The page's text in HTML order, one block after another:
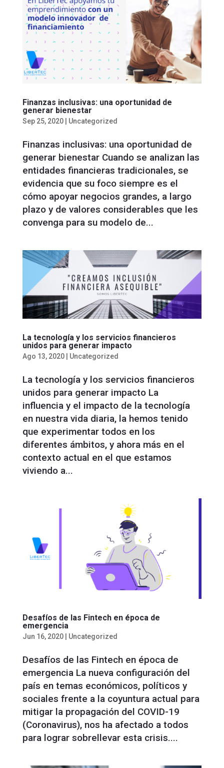
Finanzas inclusivas: una oportunidad de
generar bienestar
Sep 25, 2020| Uncategorized
Finanzas inclusivas: una oportunidad de
generar bienestar Cuando se analizan las
entidades financieras tradicionales, se
evidencia que su foco siempre es el
cómo apoyar negocios grandes, a largo
plazo y de valores considerables que les
convenga para su modelo de...
La tecnología y los servicios financieros
unidos para generar impacto
Ago 13, 2020| Uncategorized
La tecnología y los servicios financieros
unidos para generar impacto La
influencia y el impacto de la tecnología
en nuestra vida diaria, la hemos tenido
que experimentar todos en los
diferentes ámbitos, y ahora más en el
contexto actual en el que estamos
viviendo a...
Desafíos de las Fintech en época de
emergencia
Jun 16, 2020| Uncategorized
Desafíos de las Fintech en época de
emergencia La nueva configuración del
país en temas económicos, políticos y
sociales frente a la coyuntura actual para
mitigar la propagación del COVID-19
(Coronavirus), nos ha afectado a todos
para lograr sobrellevar esta crisis....